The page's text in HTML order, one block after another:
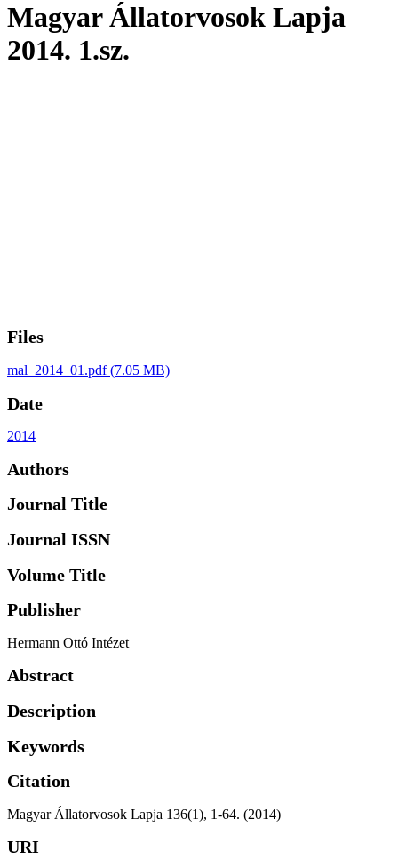
Magyar Állatorvosok Lapja
2014. 1.sz.
Files
mal_2014_01.pdf(7.05 MB)
Date
2014
Authors
Journal Title
Journal ISSN
Volume Title
Publisher
Hermann Ottó Intézet
Abstract
Description
Keywords
Citation
Magyar Állatorvosok Lapja 136(1), 1-64. (2014)
URI